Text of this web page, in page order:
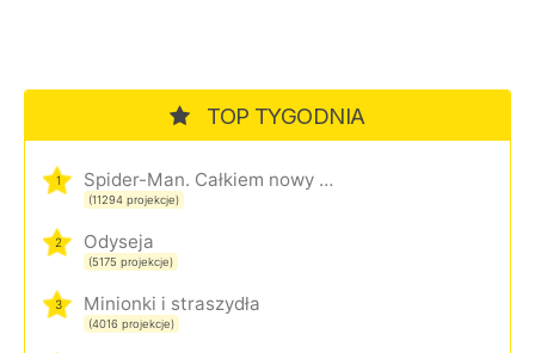
TOP TYGODNIA
1 Spider-Man. Całkiem nowy dzień
(11294 projekcje)
2 Odyseja
(5175 projekcje)
3 Minionki i straszydła
(4016 projekcje)